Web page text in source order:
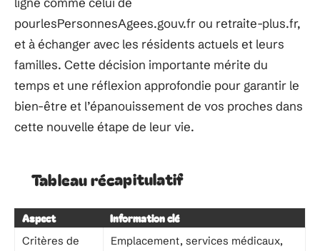
pourlesPersonnesAgees.gouv.fr ou retraite-plus.fr,
et à échanger avec les résidents actuels et leurs
familles. Cette décision importante mérite du
temps et une réflexion approfondie pour garantir le
bien-être et l’épanouissement de vos proches dans
cette nouvelle étape de leur vie.
Tableau récapitulatif
Aspect Information clé
Critères de
Emplacement, services médicaux,